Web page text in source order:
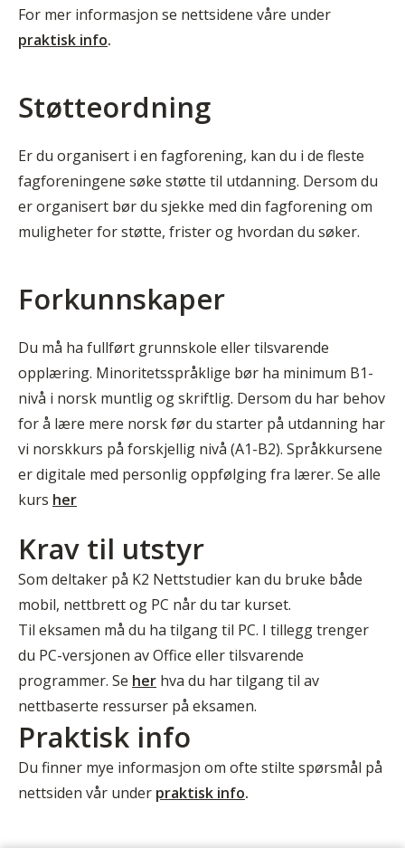
For mer informasjon se nettsidene våre under
praktisk info.
Støtteordning
Er du organisert i en fagforening, kan du i de fleste
fagforeningene søke støtte til utdanning. Dersom du
er organisert bør du sjekke med din fagforening om
muligheter for støtte, frister og hvordan du søker.
Forkunnskaper
Du må ha fullført grunnskole eller tilsvarende
opplæring. Minoritetsspråklige bør ha minimum B1-
nivå i norsk muntlig og skriftlig. Dersom du har behov
for å lære mere norsk før du starter på utdanning har
vi norskkurs på forskjellig nivå (A1-B2). Språkkursene
er digitale med personlig oppfølging fra lærer. Se alle
kurs her
Krav til utstyr
Som deltaker på K2 Nettstudier kan du bruke både
mobil, nettbrett og PC når du tar kurset.
Til eksamen må du ha tilgang til PC. I tillegg trenger
du PC-versjonen av Office eller tilsvarende
programmer. Se her hva du har tilgang til av
nettbaserte ressurser på eksamen.
Praktisk info
Du finner mye informasjon om ofte stilte spørsmål på
nettsiden vår under praktisk info.